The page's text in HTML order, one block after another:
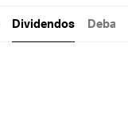
Dividendos Debate